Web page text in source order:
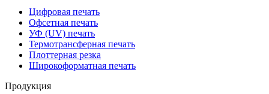
Цифровая печать
Офсетная печать
УФ (UV) печать
Термотрансферная печать
Плоттерная резка
Широкоформатная печать
Продукция